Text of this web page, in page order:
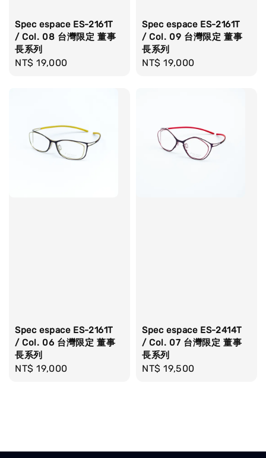
Spec espace ES-2161T
/ Col. 08 台灣限定 董事
長系列
Regular
NT$ 19,000
Spec espace ES-2161T
/ Col. 09 台灣限定 董事
長系列
Regular
NT$ 19,000
Spec espace ES-2161T
/ Col. 06 台灣限定 董事
長系列
Regular
NT$ 19,000
Spec espace ES-2414T
/ Col. 07 台灣限定 董事
長系列
Regular
NT$ 19,500